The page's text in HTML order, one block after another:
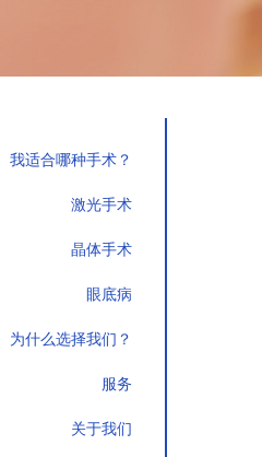
我适合哪种手术？
激光手术
晶体手术
眼底病
为什么选择我们？
服务
关于我们